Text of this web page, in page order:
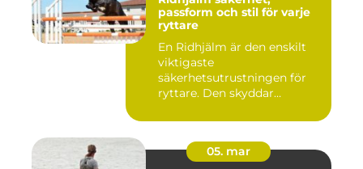
passform och stil för varje
ryttare
En Ridhjälm är den enskilt
viktigaste
säkerhetsutrustningen för
ryttare. Den skyddar
05. mar